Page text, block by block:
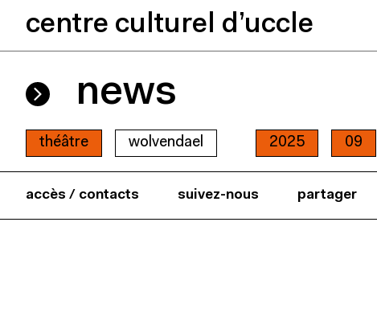
centre culturel d’uccle
news
théâtre wolvendael 2025 09
accès / contacts suivez-nous partager